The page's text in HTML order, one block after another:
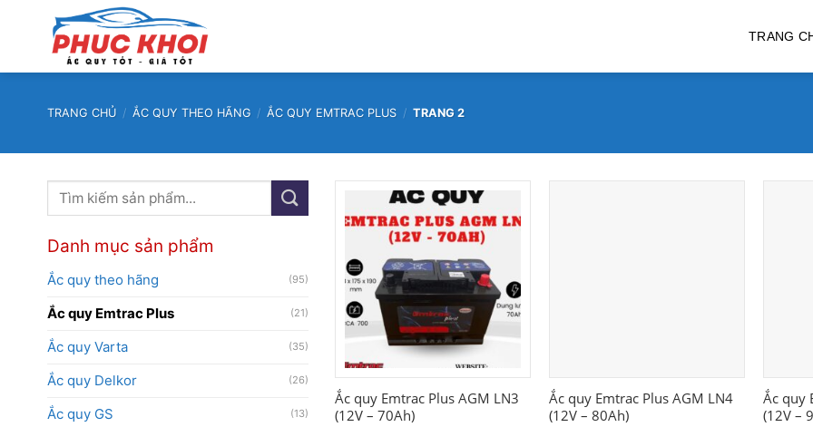
dung
TRANG
TRANG CHỦ / ẮC QUY THEO HÃNG / ẮC QUY EMTRAC PLUS / TRANG 2
Tìm
Danh mục sản phẩm
Ắc quy theo hãng (95)
Ắc quy Emtrac Plus (21)
Ắc quy Varta (35)
Ắc quy Delkor (26)
Ắc quy GS (13)
Ắc quy Emtrac Plus AGM LN3
(12V – 70Ah)
Ắc quy Emtrac Plus AGM LN4
(12V – 80Ah)
Ắc quy
(12V –